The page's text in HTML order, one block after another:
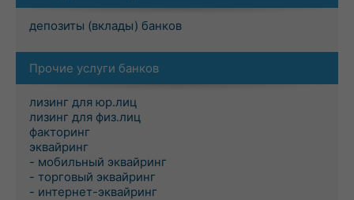
депозиты (вклады) банков
Прочие услуги банков
лизинг для юр.лиц
лизинг для физ.лиц
факторинг
эквайринг
- мобильный эквайринг
- торговый эквайринг
- интернет-эквайринг